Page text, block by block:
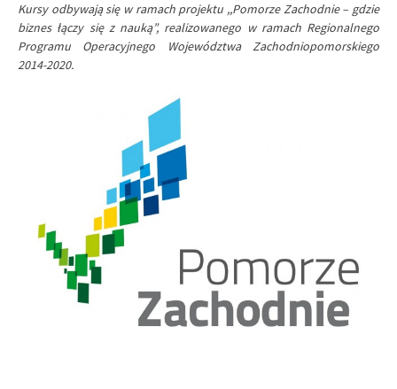
Kursy odbywają się w ramach projektu ,,Pomorze Zachodnie – gdzie
biznes łączy się z nauką”, realizowanego w ramach Regionalnego
Programu Operacyjnego Województwa Zachodniopomorskiego
2014-2020.